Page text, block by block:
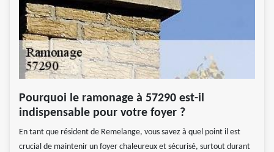
Pourquoi le ramonage à 57290 est-il
indispensable pour votre foyer ?
En tant que résident de Remelange, vous savez à quel point il est
crucial de maintenir un foyer chaleureux et sécurisé, surtout durant